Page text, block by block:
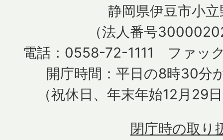
静岡県伊豆市小
（法人番号
電話：0558-72-1111 ファッ
開庁時間：平日の8時30分
（祝休日、年末年始12月29
閉庁時の取り